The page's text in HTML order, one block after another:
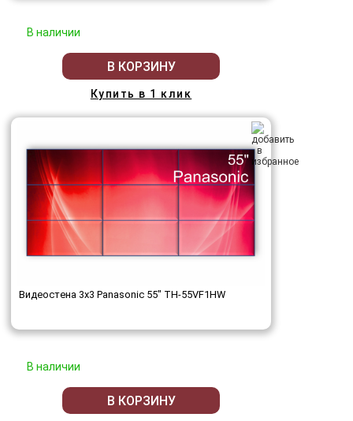
В наличии
В КОРЗИНУ
Купить в 1 клик
Видеостена 3x3 Panasonic 55" TH-55VF1HW
В наличии
В КОРЗИНУ